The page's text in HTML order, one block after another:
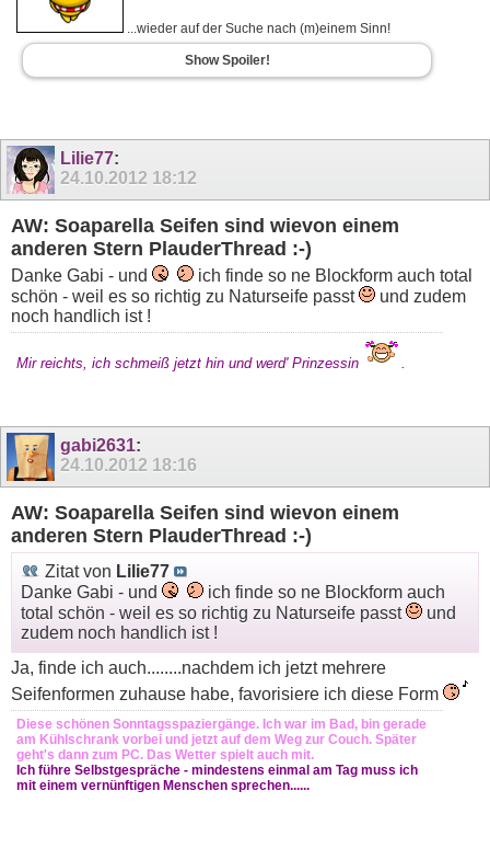
...wieder auf der Suche nach (m)einem Sinn!
Show Spoiler!
Lilie77:
24.10.2012 18:12
AW: Soaparella Seifen sind wievon einem
anderen Stern PlauderThread :-)
Danke Gabi - und
ich finde so ne Blockform auch total
schön - weil es so richtig zu Naturseife passt
und zudem
noch handlich ist !
Mir reichts, ich schmeiß jetzt hin und werd' Prinzessin
gabi2631:
24.10.2012 18:16
AW: Soaparella Seifen sind wievon einem
anderen Stern PlauderThread :-)
Zitat von Lilie77
Danke Gabi - und
ich finde so ne Blockform auch
total schön - weil es so richtig zu Naturseife passt
und
zudem noch handlich ist !
Ja, finde ich auch........nachdem ich jetzt mehrere
Seifenformen zuhause habe, favorisiere ich diese Form
Diese schönen Sonntagsspaziergänge. Ich war im Bad, bin gerade
am Kühlschrank vorbei und jetzt auf dem Weg zur Couch. Später
geht's dann zum PC. Das Wetter spielt auch mit.
Ich führe Selbstgespräche - mindestens einmal am Tag muss ich
mit einem vernünftigen Menschen sprechen......